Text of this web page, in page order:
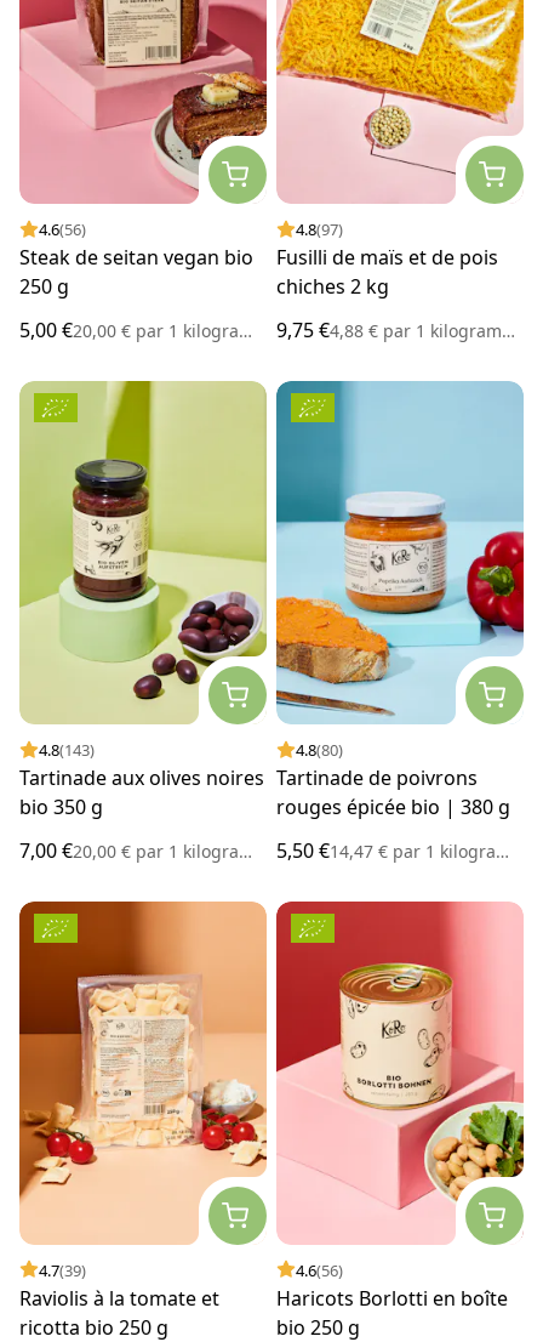
4.6(56)
Steak de seitan vegan bio
250 g
5,00 €20,00 € par 1 kilogramme
4.8(97)
Fusilli de maïs et de pois
chiches 2 kg
9,75 €4,88 € par 1 kilogramme
4.8(143)
Tartinade aux olives noires
bio 350 g
7,00 €20,00 € par 1 kilogramme
4.8(80)
Tartinade de poivrons
rouges épicée bio | 380 g
5,50 €14,47 € par 1 kilogramme
4.7(39)
Raviolis à la tomate et
ricotta bio 250 g
4.6(56)
Haricots Borlotti en boîte
bio 250 g